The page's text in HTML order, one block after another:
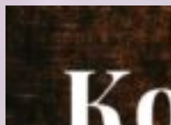
Перейти
содержимому